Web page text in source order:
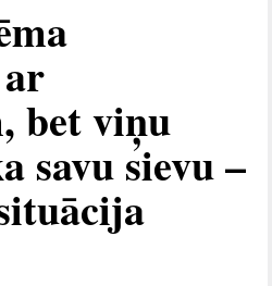
bet viņu
savu sievu –